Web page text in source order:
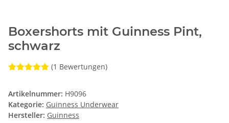
Boxershorts mit Guinness Pint,
schwarz
(1 Bewertungen)
Artikelnummer: H9096
Kategorie: Guinness Underwear
Hersteller: Guinness